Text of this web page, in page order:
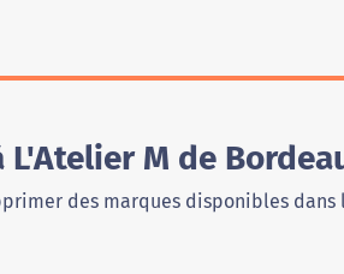
L'Atelier M de
des marques disponibles dans